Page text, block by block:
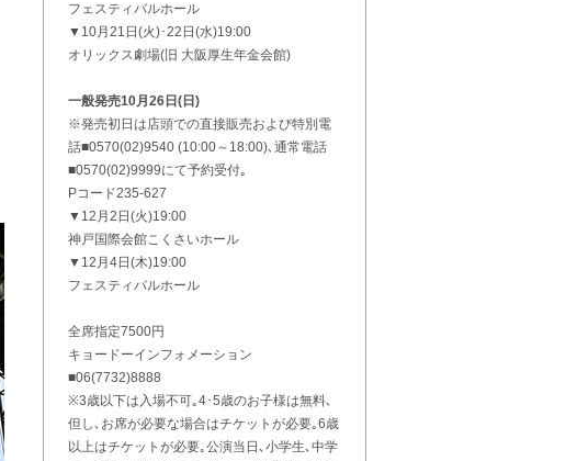
フェスティバルホール
▼10月21日(火)･22日(水)19:00
オリックス劇場(旧 大阪厚生年金会館)
一般発売10月26日(日)
※発売初日は店頭での直接販売および特別電
話■0570(02)9540 (10:00～18:00)､通常電話
■0570(02)9999にて予約受付｡
Pコード235-627
▼12月2日(火)19:00
神戸国際会館こくさいホール
▼12月4日(木)19:00
フェスティバルホール
全席指定7500円
キョードーインフォメーション
■06(7732)8888
※3歳以下は入場不可｡4･5歳のお子様は無料､
但し､お席が必要な場合はチケットが必要｡6歳
以上はチケットが必要｡公演当日､小学生､中学